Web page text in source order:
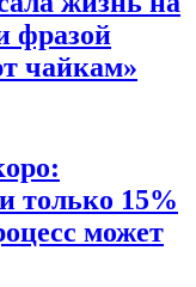
фразой
чайкам»
только 15%
может